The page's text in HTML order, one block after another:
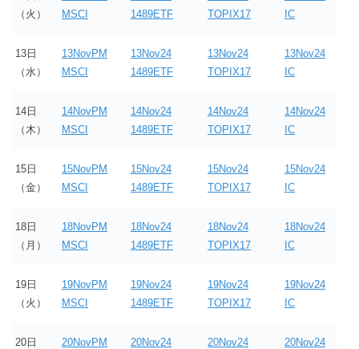
（火）
MSCI
1489ETF
TOPIX17
IC
13日
（水）
13NovPM
MSCI
13Nov24
1489ETF
13Nov24
TOPIX17
13Nov24
IC
14日
（木）
14NovPM
MSCI
14Nov24
1489ETF
14Nov24
TOPIX17
14Nov24
IC
15日
（金）
15NovPM
MSCI
15Nov24
1489ETF
15Nov24
TOPIX17
15Nov24
IC
18日
（月）
18NovPM
MSCI
18Nov24
1489ETF
18Nov24
TOPIX17
18Nov24
IC
19日
（火）
19NovPM
MSCI
19Nov24
1489ETF
19Nov24
TOPIX17
19Nov24
IC
20日 20NovPM 20Nov24 20Nov24 20Nov24